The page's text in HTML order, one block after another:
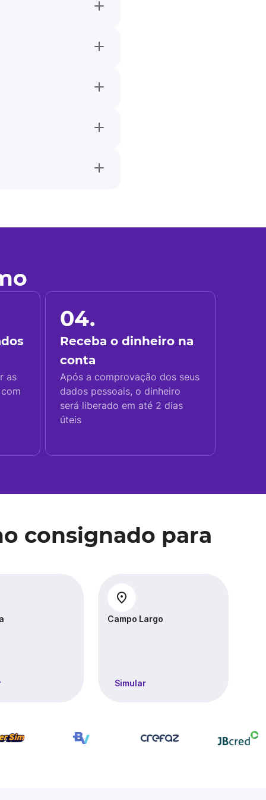
as
04.
Receba o dinheiro na
conta
Após a comprovação dos seus
dados pessoais, o dinheiro
será liberado em até 2 dias
úteis
consignado para
Campo Largo
Simular